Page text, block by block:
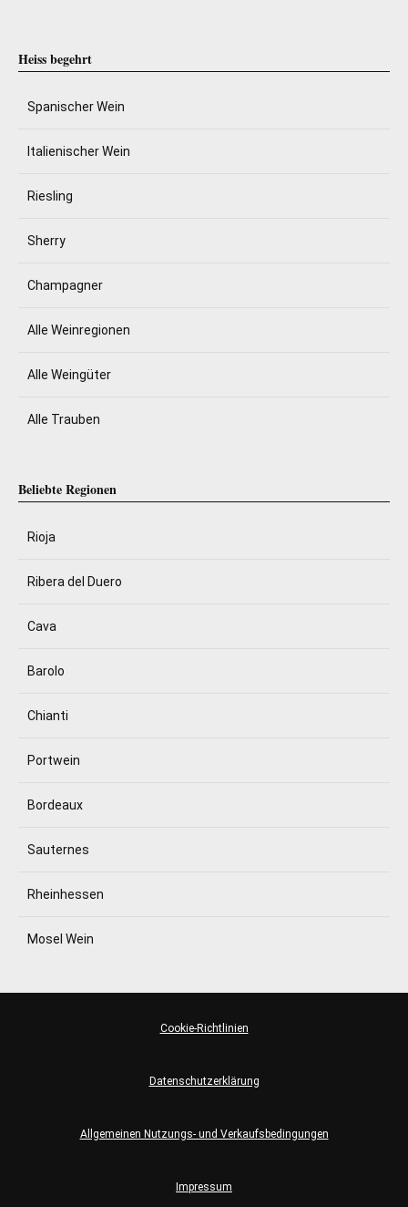
Heiss begehrt
Spanischer Wein
Italienischer Wein
Riesling
Sherry
Champagner
Alle Weinregionen
Alle Weingüter
Alle Trauben
Beliebte Regionen
Rioja
Ribera del Duero
Cava
Barolo
Chianti
Portwein
Bordeaux
Sauternes
Rheinhessen
Mosel Wein
Impressum
Allgemeinen Nutzungs- und Verkaufsbedingungen
Datenschutzerklärung
Cookie-Richtlinien